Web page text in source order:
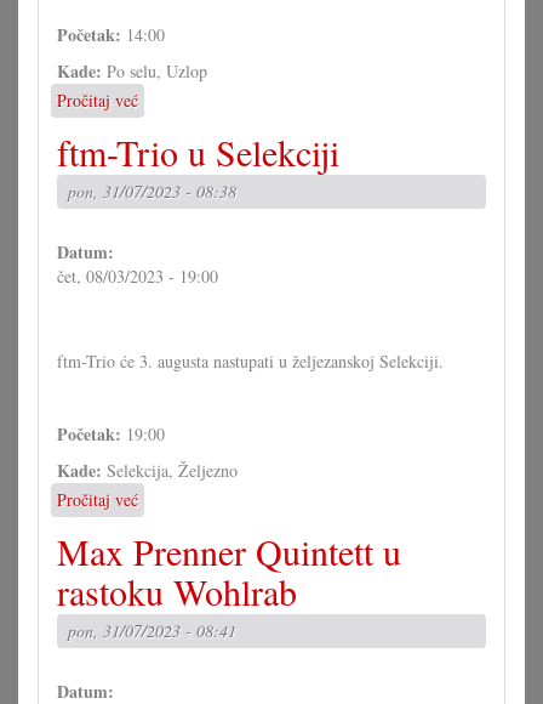
Početak: 14:00
Kade: Po selu, Uzlop
Pročitaj već
Štrapova
u
Uzlopu
ftm-Trio u Selekciji
pon, 31/07/2023 - 08:38
Datum:
čet, 08/03/2023 - 19:00
ftm-Trio će 3. augusta nastupati u željezanskoj Selekciji.
Početak: 19:00
Kade: Selekcija, Željezno
Pročitaj već
ftm-
Trio
u
Selekciji
Max Prenner Quintett u
rastoku Wohlrab
pon, 31/07/2023 - 08:41
Datum: